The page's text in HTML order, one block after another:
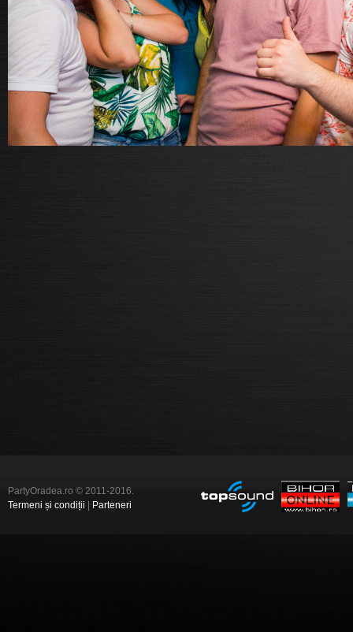
PartyOradea.ro © 2011-2016.
Termeni și condiții
Parteneri